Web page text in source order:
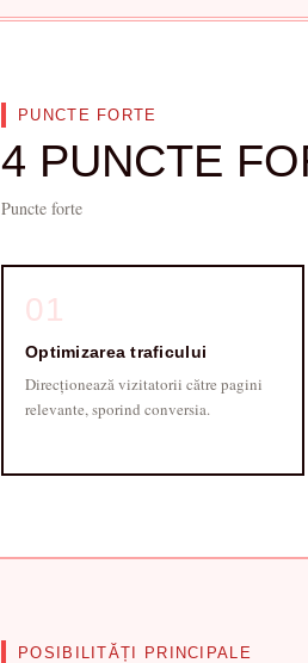
PUNCTE FORTE
4 PUNCTE
Puncte forte
01
Optimizarea traficului
Direcționează vizitatorii către pagini
relevante, sporind conversia.
POSIBILITĂȚI PRINCIPALE